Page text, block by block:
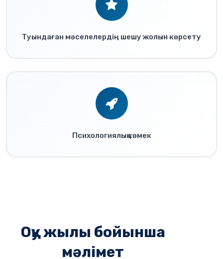
Туындаған мәселелердің шешу жолын көрсету
Психологиялық көмек
Оқу жылы бойынша
мәлімет